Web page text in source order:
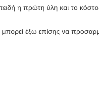
η πρώτη ύλη και το
έξω επίσης να